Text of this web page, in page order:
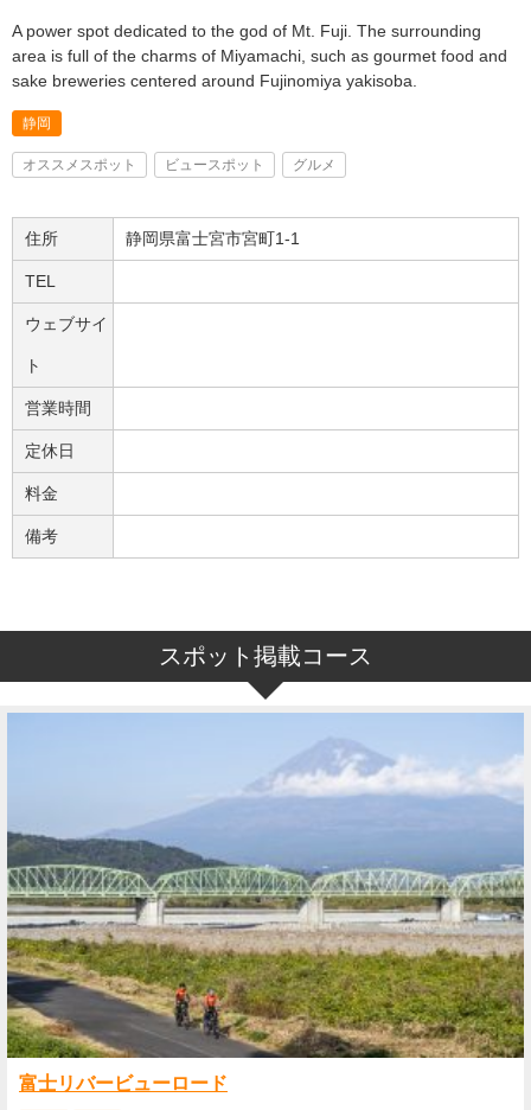
A power spot dedicated to the god of Mt. Fuji. The surrounding
area is full of the charms of Miyamachi, such as gourmet food and
sake breweries centered around Fujinomiya yakisoba.
静岡
オススメスポット ビュースポット グルメ
住所 静岡県富士宮市宮町1-1
TEL
ウェブサイ
ト
営業時間
定休日
料金
備考
スポット掲載コース
富士リバービューロード